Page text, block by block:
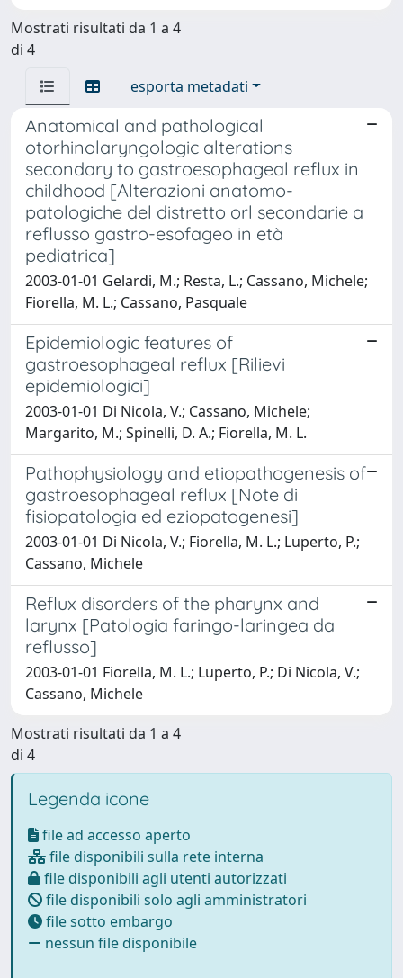
Mostrati risultati da 1 a 4
di 4
esporta metadati
Anatomical and pathological
otorhinolaryngologic alterations
secondary to gastroesophageal reflux in
childhood [Alterazioni anatomo-
patologiche del distretto orl secondarie a
reflusso gastro-esofageo in età
pediatrica]
2003-01-01 Gelardi, M.; Resta, L.; Cassano, Michele;
Fiorella, M. L.; Cassano, Pasquale
Epidemiologic features of
gastroesophageal reflux [Rilievi
epidemiologici]
2003-01-01 Di Nicola, V.; Cassano, Michele;
Margarito, M.; Spinelli, D. A.; Fiorella, M. L.
Pathophysiology and etiopathogenesis of
gastroesophageal reflux [Note di
fisiopatologia ed eziopatogenesi]
2003-01-01 Di Nicola, V.; Fiorella, M. L.; Luperto, P.;
Cassano, Michele
Reflux disorders of the pharynx and
larynx [Patologia faringo-laringea da
reflusso]
2003-01-01 Fiorella, M. L.; Luperto, P.; Di Nicola, V.;
Cassano, Michele
Mostrati risultati da 1 a 4
di 4
Legenda icone
file ad accesso aperto
file disponibili sulla rete interna
file disponibili agli utenti autorizzati
file disponibili solo agli amministratori
file sotto embargo
nessun file disponibile